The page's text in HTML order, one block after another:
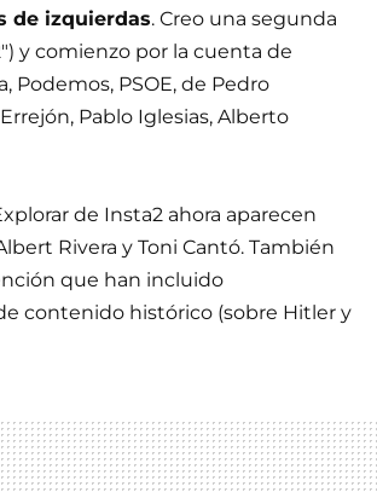
de izquierdas. Creo una segunda
y comienzo por la cuenta de
Podemos, PSOE, de Pedro
Pablo Iglesias, Alberto
de Insta2 ahora aparecen
Rivera y Toni Cantó. También
que han incluido
contenido histórico (sobre Hitler y